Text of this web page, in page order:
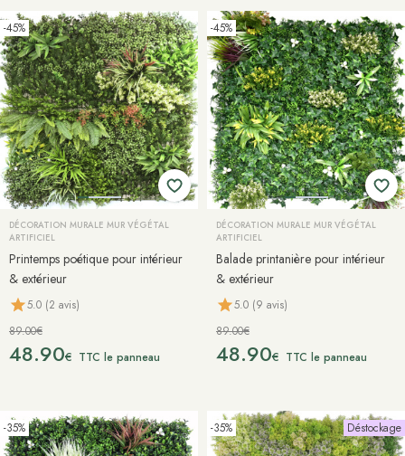
-45%
DÉCORATION MURALE MUR VÉGÉTAL
ARTIFICIEL
Printemps poétique pour intérieur
& extérieur
5.0 (2 avis)
89.00€
48.90€ TTC le panneau
-45%
DÉCORATION MURALE MUR VÉGÉTAL
ARTIFICIEL
Balade printanière pour intérieur
& extérieur
5.0 (9 avis)
89.00€
48.90€ TTC le panneau
-35% -35% Déstockage